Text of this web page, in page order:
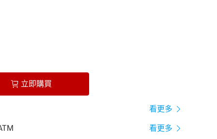
立即購買
看更多
看更多